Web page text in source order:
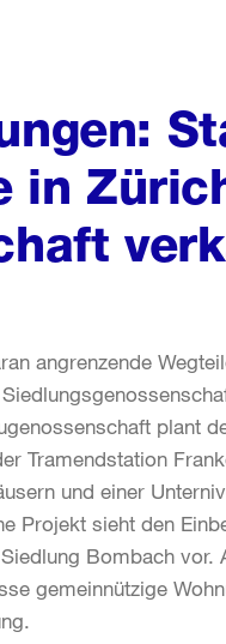
in
angrenzende
plant
Tramendstation
und einer
Projekt sieht den
Bombach vor.
gemeinnützige